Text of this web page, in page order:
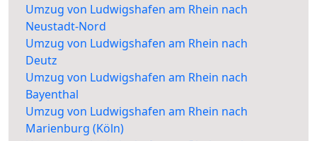
Umzug von Ludwigshafen am Rhein nach
Neustadt-Nord
Umzug von Ludwigshafen am Rhein nach
Deutz
Umzug von Ludwigshafen am Rhein nach
Bayenthal
Umzug von Ludwigshafen am Rhein nach
Marienburg (Köln)